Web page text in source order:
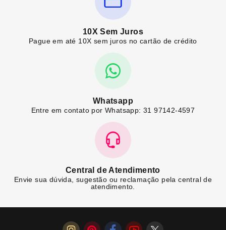
10X Sem Juros
Pague em até 10X sem juros no cartão de crédito
Whatsapp
Entre em contato por Whatsapp: 31 97142-4597
Central de Atendimento
Envie sua dúvida, sugestão ou reclamação pela central de
atendimento.